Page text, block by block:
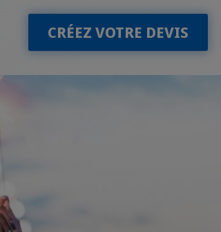
CRÉEZ VOTRE DEVIS